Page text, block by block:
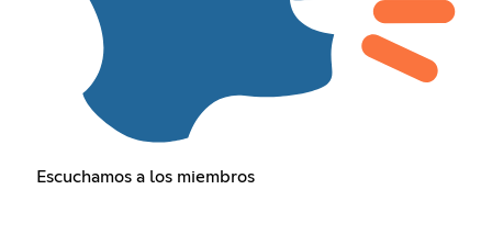
Escuchamos a los miembros